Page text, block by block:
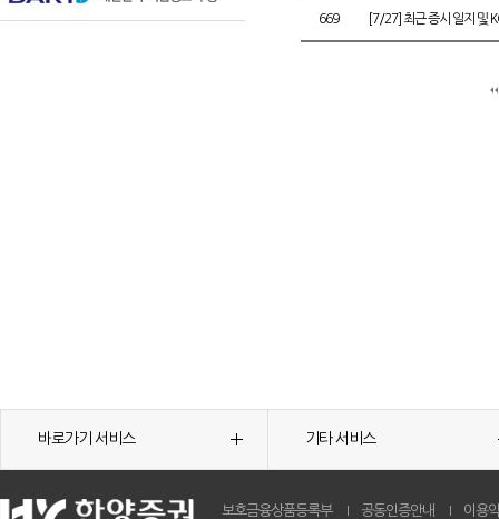
669 [7/27] 최근 증시 일지 및
바로가기 서비스 기타 서비스
보호금융상품등록부 공동인증안내 이용